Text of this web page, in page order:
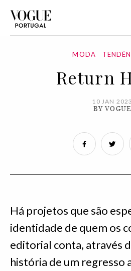
MODA
Return
10 JAN 2023
BY VOGUE
Há projetos que são
identidade de quem os
editorial conta, através
história de um regresso